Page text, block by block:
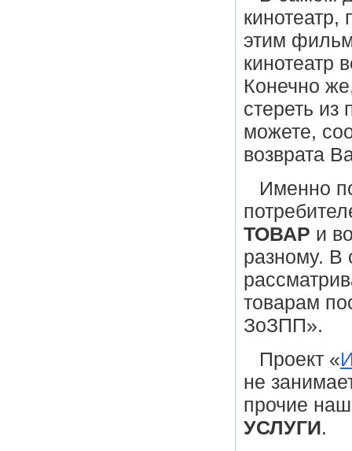
этим
кинотеатр
Конечно
стереть
можете,
возврата
Именно
ТОВАР и
разному. В
товарам
ЗоЗПП».
Проект «
не
прочие
УСЛУГИ.